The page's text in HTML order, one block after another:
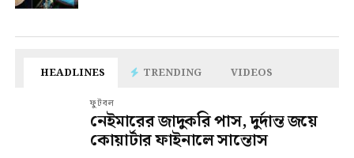
HEADLINES TRENDING VIDEOS
ফুটবল
নেইমারের জাদুকরি পাস, দুর্দান্ত জয়ে
কোয়ার্টার ফাইনালে সান্তোস